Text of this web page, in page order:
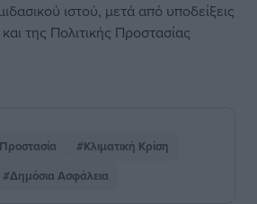
ιστού, μετά από υποδείξεις
της Πολιτικής Προστασίας
#Κλιματική Κρίση
#Δημόσια Ασφάλεια